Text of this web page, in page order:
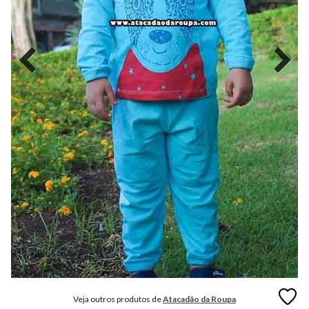
MODA
FITNESS
MODA
GRIFE
MODA
INFANTIL
MODA
INTIMA
MODA
INVERNO
MODA
MASCULINA
MODA
PLUS
Veja outros produtos deAtacadão da Roupa